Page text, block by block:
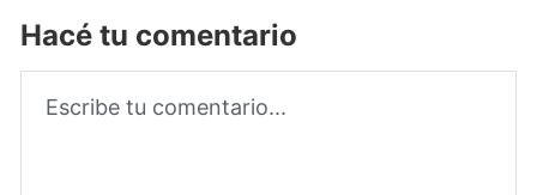
Hacé tu comentario